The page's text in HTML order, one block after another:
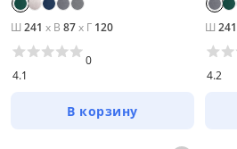
Ш 241 x В 87x Г 120
4.1
0
В корзину
Ш 241
4.2